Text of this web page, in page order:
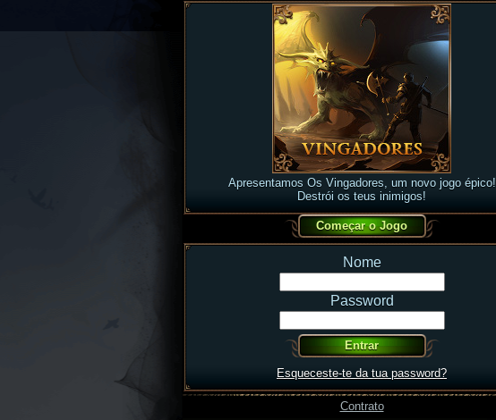
Apresentamos Os Vingadores, um novo jogo épico!
Destrói os teus inimigos!
Nome
Password
Esqueceste-te da tua password?
Contrato